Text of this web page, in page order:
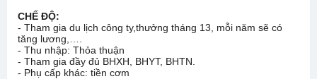
CHẾ ĐỘ:
- Tham gia du lịch công ty,thưởng tháng 13, mỗi năm sẽ có
tăng lương,….
- Thu nhập: Thỏa thuận
- Tham gia đầy đủ BHXH, BHYT, BHTN.
- Phụ cấp khác: tiền cơm